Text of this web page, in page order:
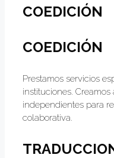
COEDICIÓN
COEDICIÓN
Prestamos servicios
instituciones.
independientes para
colaborativa.